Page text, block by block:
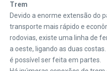
Trem
Devido a enorme extensão do
transporte mais rápido e
rodovias, existe uma linha de
a oeste, ligando as duas
é possível ser feita em partes.